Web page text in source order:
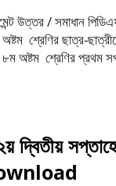
উত্তর / সমাধান
শ্রেণির ছাত্র-
অষ্টম শ্রেণির প্রথম
দ্বিতীয়